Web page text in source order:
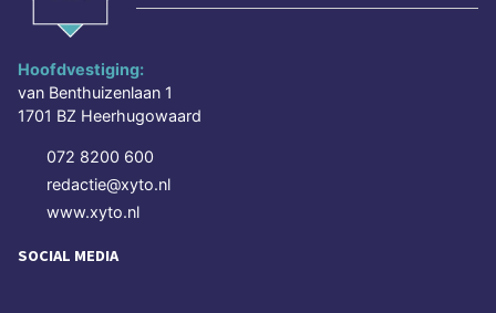
Hoofdvestiging:
van Benthuizenlaan 1
1701 BZ Heerhugowaard
072 8200 600
redactie@xyto.nl
www.xyto.nl
SOCIAL MEDIA